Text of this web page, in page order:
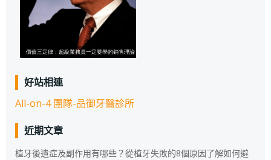
好站相連
All-on-4 團隊-品御牙醫診所
近期文章
植牙後遺症及副作用有哪些？從植牙失敗的8個原因了解如何避